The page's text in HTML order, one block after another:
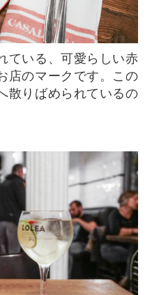
店のマークです。この
散りばめられているの